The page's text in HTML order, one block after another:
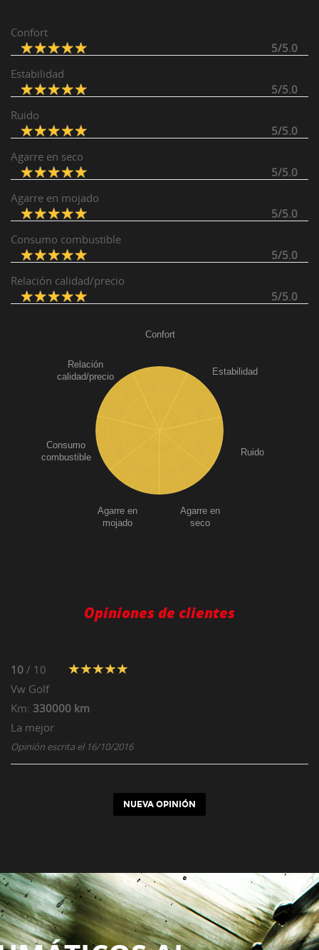
Confort
5/5.0
Estabilidad
5/5.0
Ruido
5/5.0
Agarre en seco
5/5.0
Agarre en mojado
5/5.0
Consumo combustible
5/5.0
Relación calidad/precio
5/5.0
Confort
Estabilidad
Ruido
Agarre en
seco
Agarre en
mojado
Consumo
combustible
Relación
calidad/precio
Opiniones de clientes
10 / 10
Vw Golf
Km: 330000 km
La mejor
Opinión escrita el 16/10/2016
NUEVA OPINIÓN